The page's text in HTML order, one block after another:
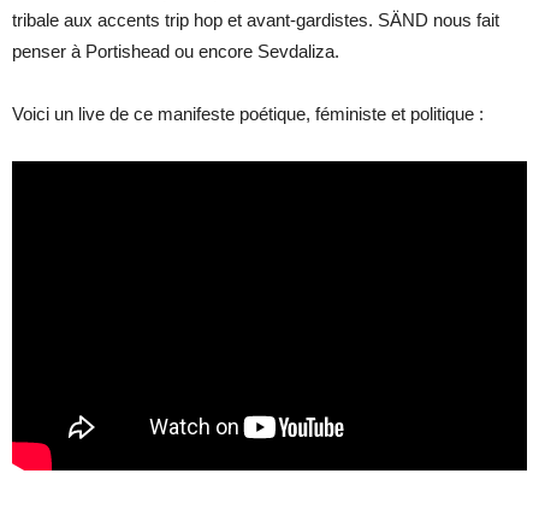
tribale aux accents trip hop et avant-gardistes. SÄND nous fait
penser à Portishead ou encore Sevdaliza.
Voici un live de ce manifeste poétique, féministe et politique :